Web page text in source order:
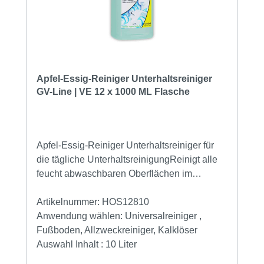
Apfel-Essig-Reiniger Unterhaltsreiniger
GV-Line | VE 12 x 1000 ML Flasche
Apfel-Essig-Reiniger Unterhaltsreiniger für
die tägliche UnterhaltsreinigungReinigt alle
feucht abwaschbaren Oberflächen im
Unterhaltsreinigung Für Fliesen und
Sanitärkeramik löst Kalk und
UrinsteinReinigen Sie alle Fußböden und
glatte Bodenbeläg mit dem Reiniger für die
Artikelnummer: HOS12810
Anwendung wählen: Universalreiniger ,
Fußboden, Allzweckreiniger, Kalklöser
Auswahl Inhalt : 10 Liter